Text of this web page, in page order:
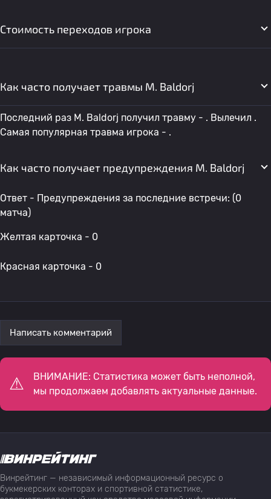
Стоимость переходов игрока
Как часто получает травмы M. Baldorj
Последний раз M. Baldorj получил травму - . Вылечил .
Самая популярная травма игрока - .
Как часто получает предупреждения M. Baldorj
Ответ - Предупреждения за последние встречи: (0
матча)
Желтая карточка - 0
Красная карточка - 0
Написать комментарий
ВНИМАНИЕ: Статистика может быть неполной,
мы продолжаем добавлять актуальные данные.
Винрейтинг — независимый информационный ресурс о
букмекерских конторах и спортивной статистике,